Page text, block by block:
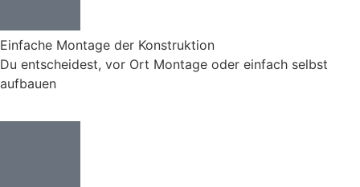
Einfache Montage der Konstruktion
Du entscheidest, vor Ort Montage oder einfach selbst
aufbauen